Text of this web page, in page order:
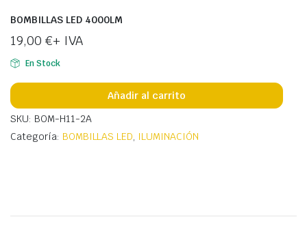
BOMBILLAS LED 4000LM
19,00 €+ IVA
En Stock
Añadir al carrito
SKU: BOM-H11-2A
Categoría: BOMBILLAS LED, ILUMINACIÓN